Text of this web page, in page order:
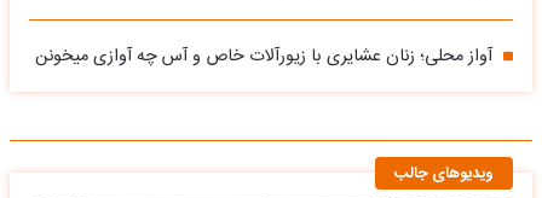
آواز محلی؛ زنان عشایری با زیورآلات خاص و آس چه آوازی میخونن
ویدیوهای جالب